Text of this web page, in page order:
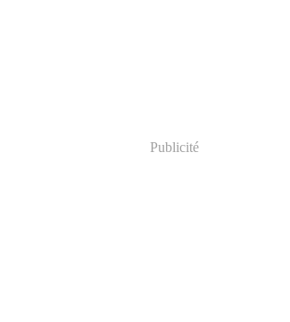
Publicité